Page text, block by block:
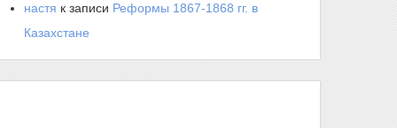
настя к записи Реформы 1867-1868 гг. в
Казахстане